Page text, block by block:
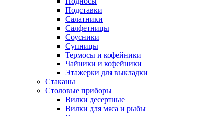
Подставки
Салатники
Салфетницы
Соусники
Супницы
Термосы и кофейники
Чайники и кофейники
Этажерки для выкладки
Стаканы
Столовые приборы
Вилки десертные
Вилки для мяса и рыбы